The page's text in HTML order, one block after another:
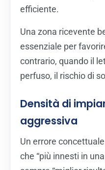
efficiente.
Una zona ricevente
essenziale per
contrario, quando il
perfuso, il rischio di
Densità di
aggressiva
Un errore
che “più innesti in